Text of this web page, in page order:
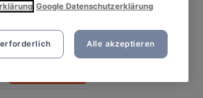
all 4 photos
Google Datenschutzerklärung
Alle akzeptieren